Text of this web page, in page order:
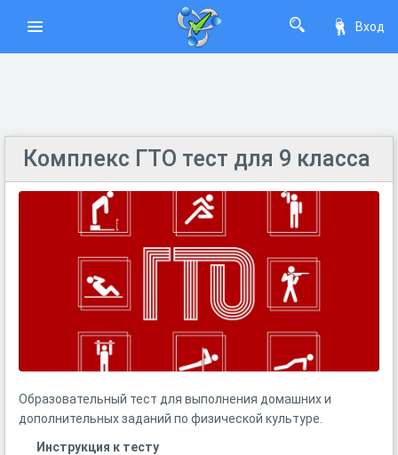
Вход
Комплекс ГТО тест для 9 класса
Образовательный тест для выполнения домашних и
дополнительных заданий по физической культуре.
Инструкция к тесту